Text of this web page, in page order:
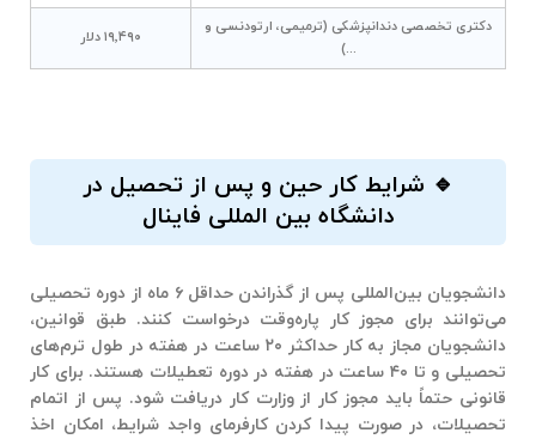
دکتری تخصصی دندانپزشکی (ترمیمی، ارتودنسی و
...)
۱۹٬۴۹۰ دلار
🔹 شرایط کار حین و پس از تحصیل در
دانشگاه بین المللی فاینال
دانشجویان بین‌المللی پس از گذراندن حداقل ۶ ماه از دوره تحصیلی
می‌توانند برای مجوز کار پاره‌وقت درخواست کنند. طبق قوانین،
دانشجویان مجاز به کار حداکثر ۲۰ ساعت در هفته در طول ترم‌های
تحصیلی و تا ۴۰ ساعت در هفته در دوره تعطیلات هستند. برای کار
قانونی حتماً باید مجوز کار از وزارت کار دریافت شود. پس از اتمام
تحصیلات، در صورت پیدا کردن کارفرمای واجد شرایط، امکان اخذ